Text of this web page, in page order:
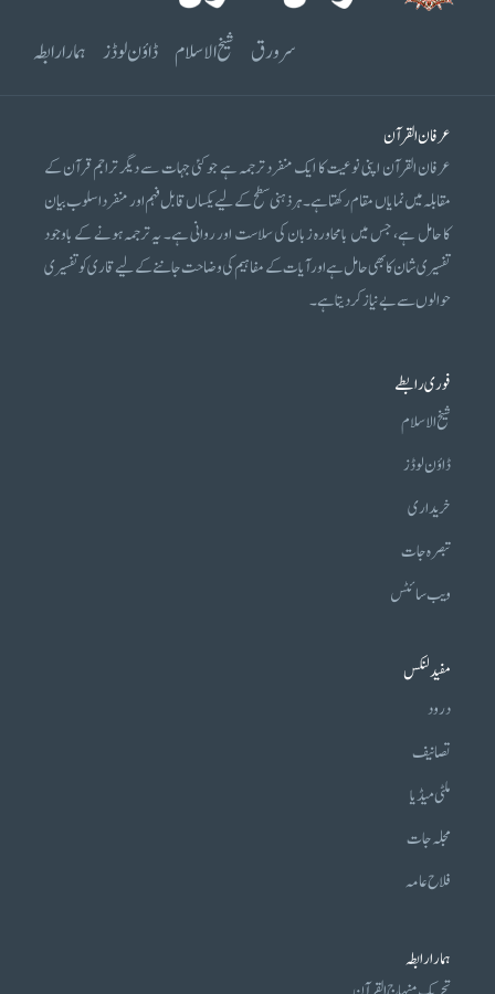
سرورق شیخ الاسلام ڈاؤن لوڈز ہمارا رابطہ
عرفان القرآن
عرفان القرآن اپنی نوعیت کا ایک منفرد ترجمہ ہے جو کئی جہات سے دیگر تراجم قرآن کے
مقابلہ میں نمایاں مقام رکھتا ہے۔ ہر ذہنی سطح کے لیے یکساں قابل فہم اور منفرد اسلوب بیان
کا حامل ہے، جس میں بامحاورہ زبان کی سلاست اور روانی ہے۔ یہ ترجمہ ہونے کے باوجود
تفسیری شان کا بھی حامل ہے اور آیات کے مفاہیم کی وضاحت جاننے کے لیے قاری کو تفسیری
حوالوں سے بے نیاز کر دیتا ہے۔
فوری رابطے
شیخ الاسلام
ڈاؤن لوڈز
خریداری
تبصرہ جات
ویب سائٹس
مفید لنکس
درود
تصانیف
ملٹی میڈیا
مجلہ جات
فلاح عامہ
ہمارا رابطہ